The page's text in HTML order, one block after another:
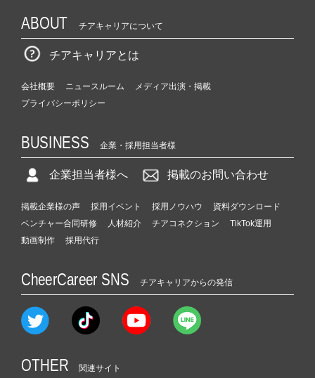
ABOUT チアキャリアについて
チアキャリアとは
会社概要 ニュースルーム
メディア出演・掲載
プライバシーポリシー
BUSINESS 企業・採用担当者様
企業担当者様へ 掲載のお問い合わせ
掲載企業様の声 採用イベント 採用ノウハウ
資料ダウンロード
ベンチャー合同研修
人材紹介 チアコネクション
TikTok運用
動画制作
採用代行
CheerCareer SNS チアキャリアからの発信
OTHER 関連サイト